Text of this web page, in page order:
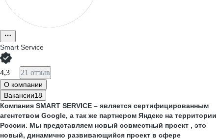
Smart Service
4,3 21 отзыв
О компании
Вакансии18
Компания SMART SERVICE – является сертифицированным
агентством Google, а так же партнером Яндекс на территории
России. Мы представляем новый совместный проект , это
новый, динамично развивающийся проект в сфере